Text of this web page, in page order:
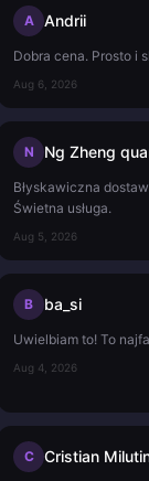
A Andrii
Dobra cena. Prosto i
Aug 6, 2026
N Ng Zheng
Błyskawiczna
Świetna usługa.
Aug 5, 2026
B ba_si
Uwielbiam to! To
Aug 4, 2026
C Cristian